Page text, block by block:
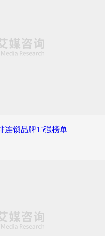
连锁品牌15强榜单